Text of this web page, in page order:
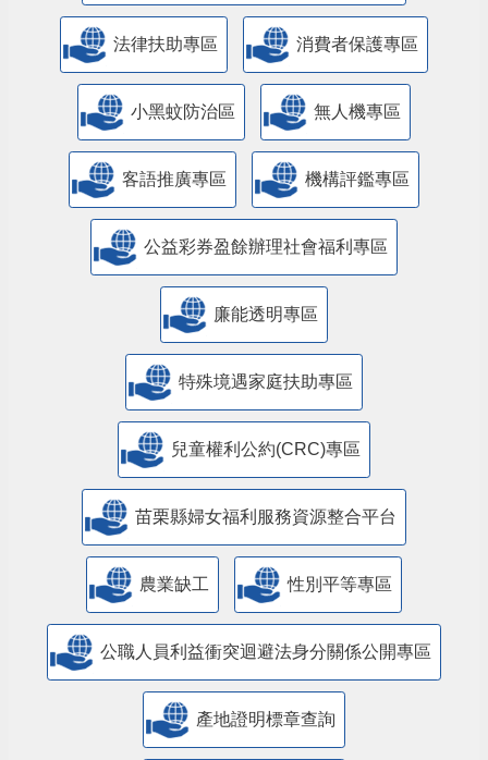
法律扶助專區 消費者保護專區
小黑蚊防治區 無人機專區
客語推廣專區 機構評鑑專區
公益彩券盈餘辦理社會福利專區
廉能透明專區
特殊境遇家庭扶助專區
兒童權利公約(CRC)專區
苗栗縣婦女福利服務資源整合平台
農業缺工 性別平等專區
公職人員利益衝突迴避法身分關係公開專區
產地證明標章查詢